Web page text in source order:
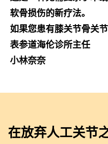
软骨损伤的新疗法。
如果您患有膝关节骨关
表参道海伦诊所主任
小林奈奈
在放弃人工关节